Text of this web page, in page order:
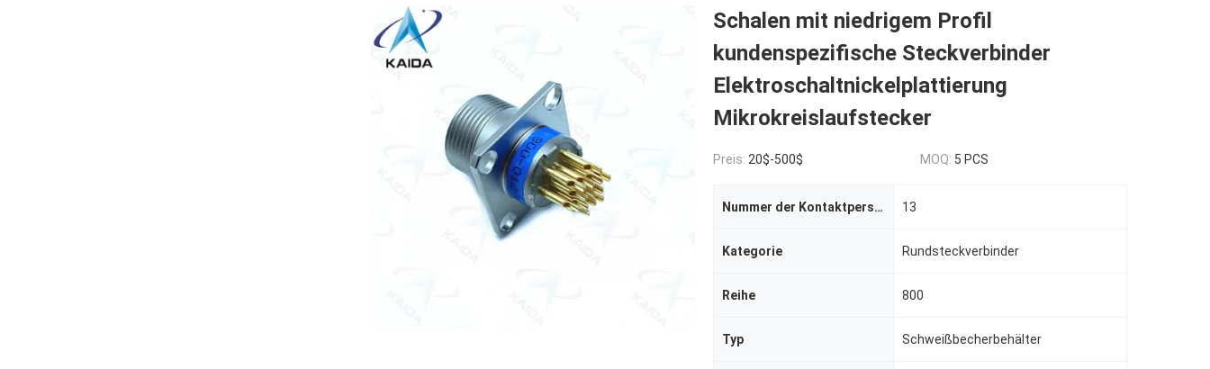
Schalen mit niedrigem Profil
kundenspezifische Steckverbinder
Elektroschaltnickelplattierung
Mikrokreislaufstecker
Preis: 20$-500$ MOQ: 5 PCS
Nummer der Kontaktperson 13
Kategorie Rundsteckverbinder
Reihe 800
Typ Schweißbecherbehälter